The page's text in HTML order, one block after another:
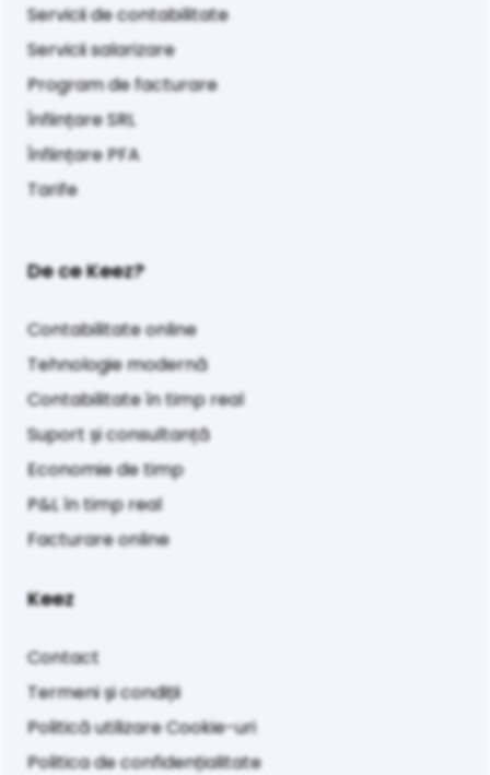
Servicii de contabilitate
Servicii salarizare
Program de facturare
Înființare SRL
Înființare PFA
Tarife
De ce Keez?
Contabilitate online
Tehnologie modernă
Contabilitate în timp real
Suport și consultanță
Economie de timp
P&L în timp real
Facturare online
Keez
Contact
Termeni și condiții
Politică utilizare Cookie-uri
Politica de confidențialitate